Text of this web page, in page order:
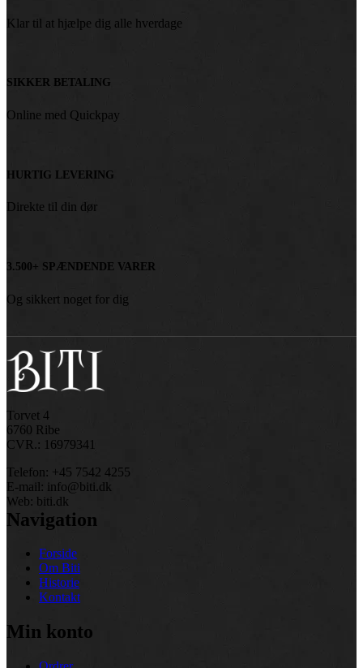
Klar til at hjælpe dig alle hverdage
SIKKER BETALING
Online med Quickpay
HURTIG LEVERING
Direkte til din dør
3.500+ SPÆNDENDE VARER
Og sikkert noget for dig
Torvet 4
6760 Ribe
CVR.: 16979341
Telefon: +45 7542 4255
E-mail: info@biti.dk
Web: biti.dk
Navigation
Forside
Om Biti
Historie
Kontakt
Min konto